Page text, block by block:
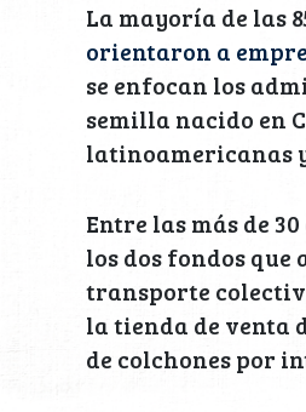
La mayoría de las
orientaron a
se enfocan los
semilla nacido en
latinoamericanas
Entre las más de
los dos fondos
transporte
la tienda de venta
de colchones por